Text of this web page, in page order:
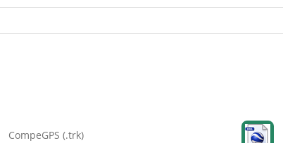
CompeGPS (.trk)